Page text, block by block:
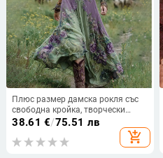
Плюс размер дамска рокля със
свободна кройка, творчески
мотив тотем, дълбоко V-образно
38.61 €/75.51 лв
add_shopping_cart